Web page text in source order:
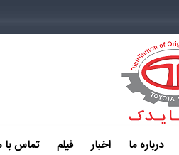
درباره ما اخبار فیلم تماس با